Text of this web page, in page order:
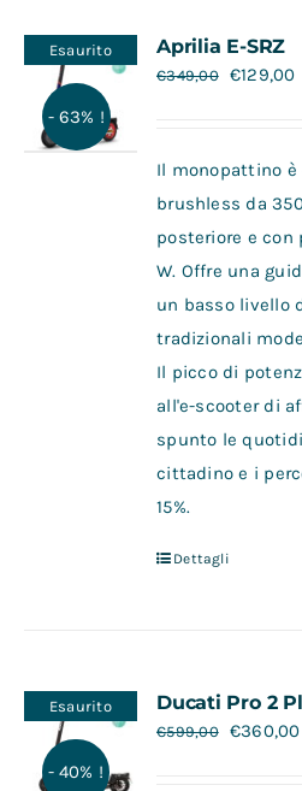
Contatti
Esaurito
- 63% !
Aprilia E-SRZ
€349,00 €129,00
Il monopattino
brushless da
posteriore e con
W. Offre una
un basso livello
tradizionali
Il picco di
all'e-scooter di
spunto le
cittadino e i
15%.
Dettagli
Esaurito
- 40% !
Ducati Pro 2
€599,00 €360,00